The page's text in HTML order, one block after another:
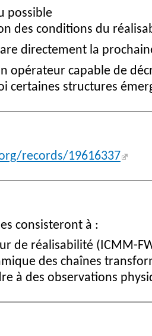
possible
des conditions du
directement la
opérateur capable de
certaines structures
records/19616337
consisteront à :
de réalisabilité (ICMM-
des chaînes
à des observations